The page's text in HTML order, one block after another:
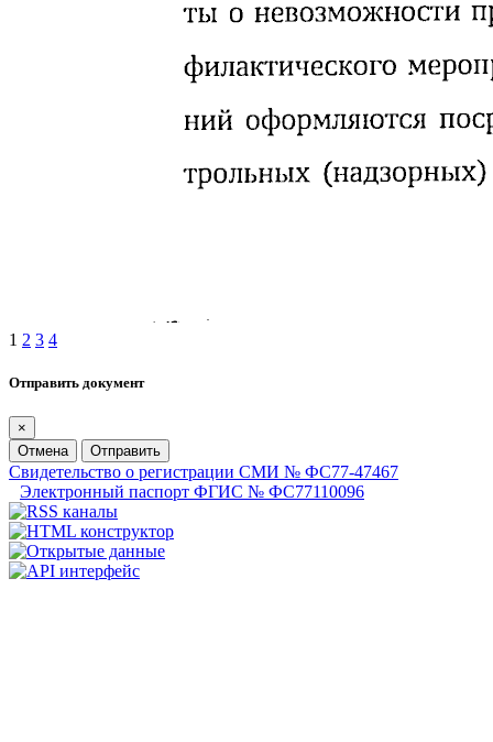
1 2 3 4
Отправить документ
×
Отмена
Отправить
Свидетельство о регистрации СМИ № ФС77-47467
Электронный паспорт ФГИС № ФС77110096